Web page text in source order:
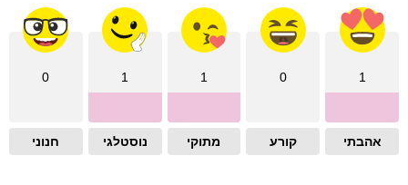
1
אהבתי
0
קורע
1
מתוקי
1
נוסטלגי
0
חנוני